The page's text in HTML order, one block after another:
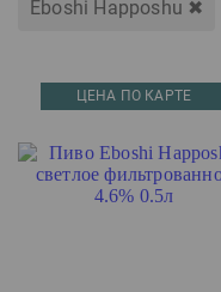
Eboshi Happoshu ✖
ЦЕНА ПО КАРТЕ